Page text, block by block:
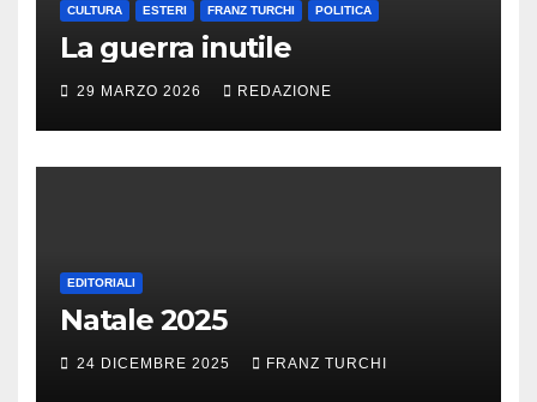
CULTURA ESTERI FRANZ TURCHI POLITICA
La guerra inutile
29 MARZO 2026 REDAZIONE
EDITORIALI
Natale 2025
24 DICEMBRE 2025 FRANZ TURCHI